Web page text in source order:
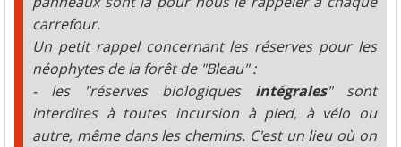
carrefour.
Un petit rappel concernant les réserves pour les
néophytes de la forêt de "Bleau" :
- les "réserves biologiques intégrales" sont
interdites à toutes incursion à pied, à vélo ou
autre, même dans les chemins. C'est un lieu où on